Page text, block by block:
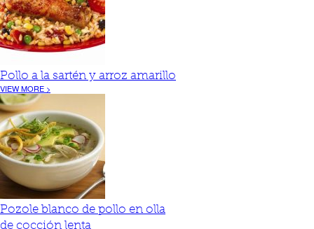
Pollo a la sartén y arroz amarillo
VIEW MORE >
Pozole blanco de pollo en olla
de cocción lenta